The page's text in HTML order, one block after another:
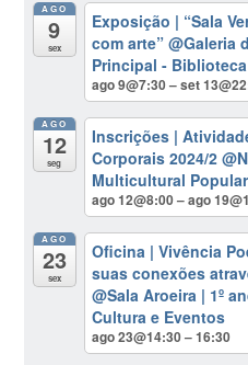
AGO
9
sex
Exposição | “Sala
com arte”@Galeria
Principal -
ago 9@7:30 – set
AGO
12
seg
Inscrições |
Corporais 2024/2
Multicultural
ago 12@8:00 – ago
AGO
23
sex
Oficina | Vivência
suas conexões
@Sala Aroeira | 1º
Cultura e Eventos
ago 23@14:30 – 16:30